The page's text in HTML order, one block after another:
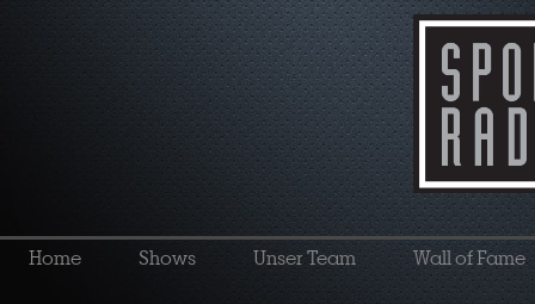
Home Shows Unser Team Wall of Fame